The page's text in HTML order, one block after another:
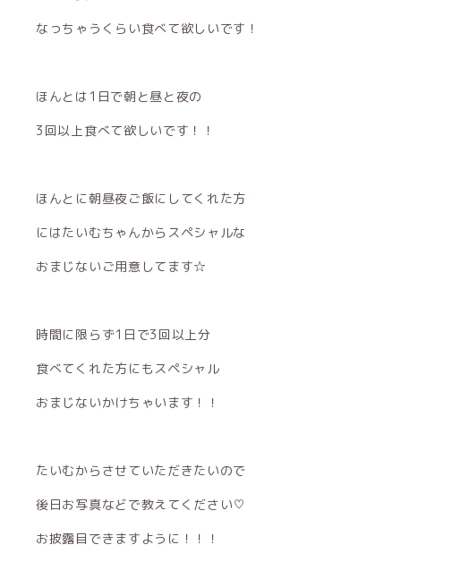
なっちゃうくらい食べて欲しいです！
ほんとは1日で朝と昼と夜の
3回以上食べて欲しいです！！
ほんとに朝昼夜ご飯にしてくれた方
にはたいむちゃんからスペシャルな
おまじないご用意してます☆
時間に限らず1日で3回以上分
食べてくれた方にもスペシャル
おまじないかけちゃいます！！
たいむからさせていただきたいので
後日お写真などで教えてください♡
お披露目できますように！！！